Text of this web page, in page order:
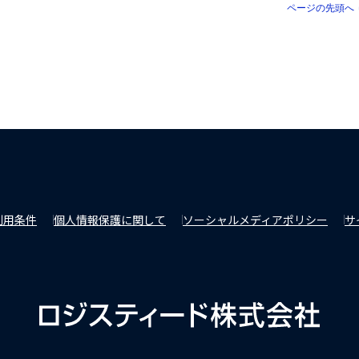
ページの先頭へ
条件 個人情報保護に関して ソーシャルメディアポリシー